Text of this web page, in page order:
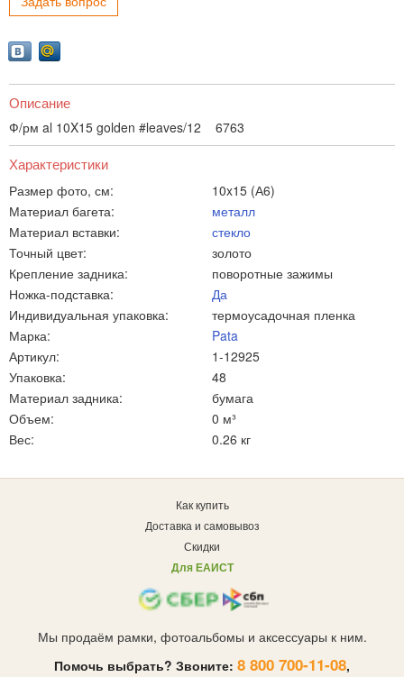
Описание
Ф/рм al 10X15 golden #leaves/12 6763
Характеристики
Размер фото, см:
10x15 (А6)
Материал багета:
металл
Материал вставки:
стекло
Точный цвет:
золото
Крепление задника:
поворотные зажимы
Ножка-подставка:
Да
Индивидуальная упаковка:
термоусадочная пленка
Марка:
Pata
Артикул:
1-12925
Упаковка:
48
Материал задника:
бумага
Объем:
0 м³
Вес:
0.26 кг
Как купить
Доставка и самовывоз
Скидки
Для ЕАИСТ
Мы продаём рамки, фотоальбомы и аксессуары к ним.
Помочь выбрать? Звоните: 8 800 700-11-08,